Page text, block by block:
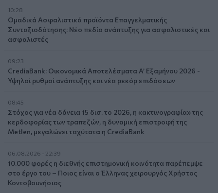
10:28
Ομαδικά Ασφαλιστικά προϊόντα Επαγγελματικής
Συνταξιοδότησης: Νέο πεδίο ανάπτυξης για ασφαλιστικές και
ασφαλιστές
09:23
CrediaBank: Οικονομικά Αποτελέσματα A’ Εξαμήνου 2026 -
Υψηλοί ρυθμοί ανάπτυξης και νέα ρεκόρ επιδόσεων
08:45
Στόχος για νέα δάνεια 15 δισ. το 2026, η «ακτινογραφία» της
κερδοφορίας των τραπεζών, η δυναμική επιστροφή της
Metlen, μεγαλώνει ταχύτατα η CrediaBank
06.08.2026 - 22:39
10.000 φορές η διεθνής επιστημονική κοινότητα παρέπεμψε
στο έργο του – Ποιος είναι ο Έλληνας χειρουργός Χρήστος
Κοντοβουνήσιος